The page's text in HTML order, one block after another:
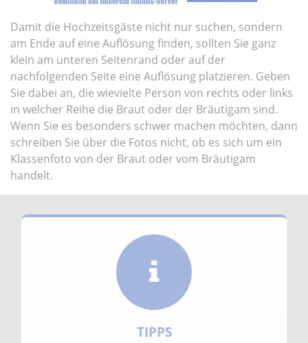
Damit die Hochzeitsgäste nicht nur suchen, sondern
am Ende auf eine Auflösung finden, sollten Sie ganz
klein am unteren Seitenrand oder auf der
nachfolgenden Seite eine Auflösung platzieren. Geben
Sie dabei an, die wievielte Person von rechts oder links
in welcher Reihe die Braut oder der Bräutigam sind.
Wenn Sie es besonders schwer machen möchten, dann
schreiben Sie über die Fotos nicht, ob es sich um ein
Klassenfoto von der Braut oder vom Bräutigam
handelt.
TIPPS